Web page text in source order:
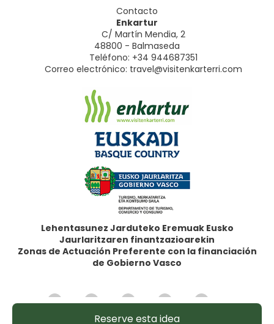
Reserve esta idea
Contacto
Enkartur
C/ Martín Mendia, 2
48800 - Balmaseda
Teléfono: +34 944687351
Correo electrónico: travel@visitenkarterri.com
Lehentasunez Jarduteko Eremuak Eusko
Jaurlaritzaren finantzazioarekin
Zonas de Actuación Preferente con la financiación
de Gobierno Vasco
@ Copyright 2026